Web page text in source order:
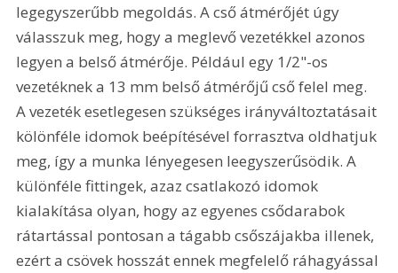
legegyszerűbb megoldás. A cső átmérőjét úgy
válasszuk meg, hogy a meglevő vezetékkel azonos
legyen a belső átmérője. Például egy 1/2"-os
vezetéknek a 13 mm belső átmérőjű cső felel meg.
A vezeték esetlegesen szükséges irányváltoztatásait
kölönféle idomok beépítésével forrasztva oldhatjuk
meg, így a munka lényegesen leegyszerűsödik. A
különféle fittingek, azaz csatlakozó idomok
kialakítása olyan, hogy az egyenes csődarabok
rátartással pontosan a tágabb csőszájakba illenek,
ezért a csövek hosszát ennek megfelelő ráhagyással